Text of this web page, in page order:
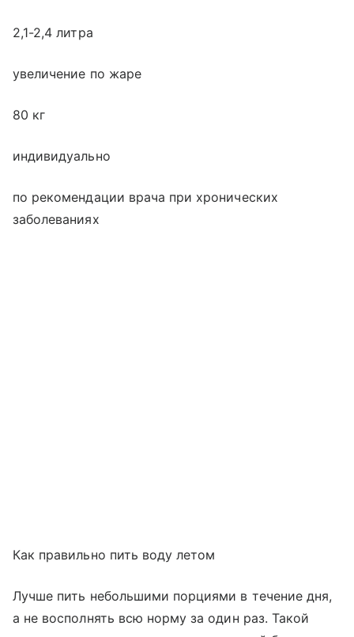
2,1-2,4 литра
увеличение по жаре
80 кг
индивидуально
по рекомендации врача при хронических
заболеваниях
Как правильно пить воду летом
Лучше пить небольшими порциями в течение дня,
а не восполнять всю норму за один раз. Такой